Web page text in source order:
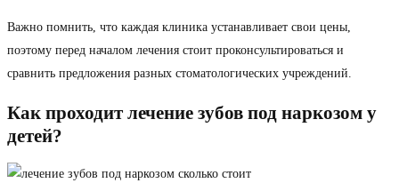
Важно помнить, что каждая клиника устанавливает свои цены,
поэтому перед началом лечения стоит проконсультироваться и
сравнить предложения разных стоматологических учреждений.
Как проходит лечение зубов под наркозом у
детей?